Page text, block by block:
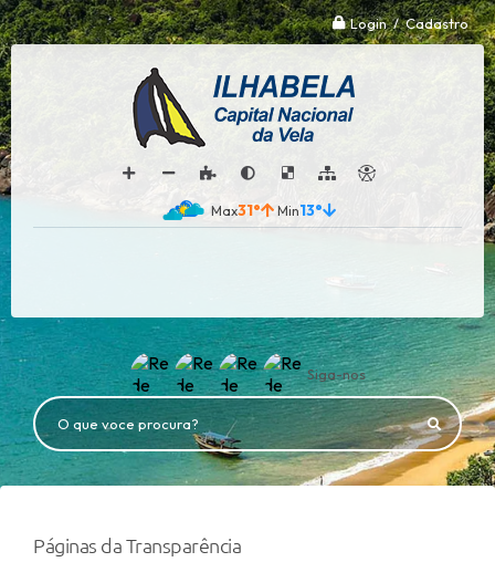
Login / Cadastro
31° 13°
Siga-nos
O que voce procura?
Páginas da Transparência